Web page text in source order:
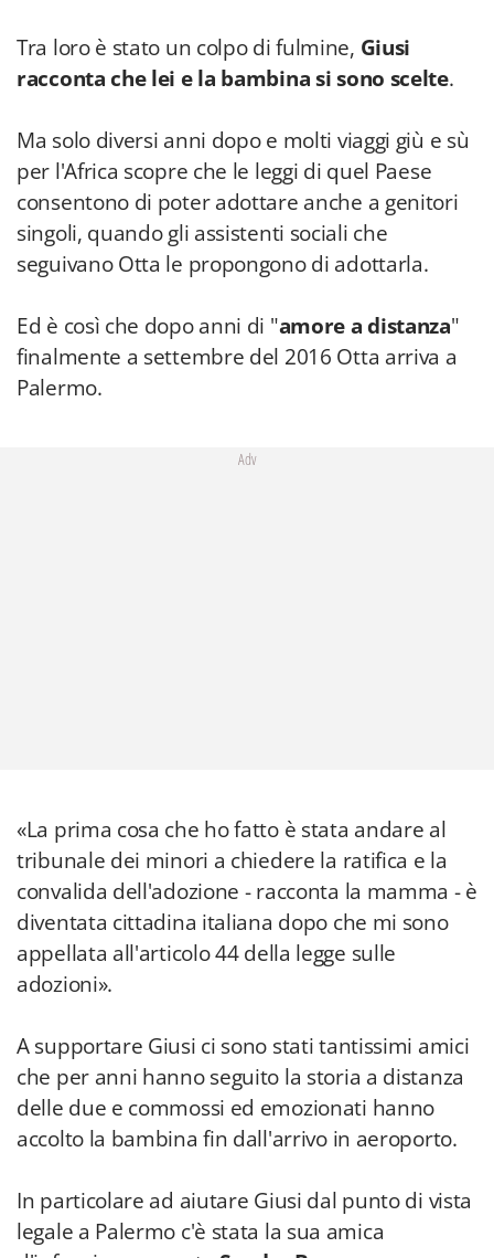
Tra loro è stato un colpo di fulmine, Giusi
racconta che lei e la bambina si sono scelte.
Ma solo diversi anni dopo e molti viaggi giù e sù
per l'Africa scopre che le leggi di quel Paese
consentono di poter adottare anche a genitori
singoli, quando gli assistenti sociali che
seguivano Otta le propongono di adottarla.
Ed è così che dopo anni di "amore a distanza"
finalmente a settembre del 2016 Otta arriva a
Palermo.
Adv
«La prima cosa che ho fatto è stata andare al
tribunale dei minori a chiedere la ratifica e la
convalida dell'adozione - racconta la mamma - è
diventata cittadina italiana dopo che mi sono
appellata all'articolo 44 della legge sulle
adozioni».
A supportare Giusi ci sono stati tantissimi amici
che per anni hanno seguito la storia a distanza
delle due e commossi ed emozionati hanno
accolto la bambina fin dall'arrivo in aeroporto.
In particolare ad aiutare Giusi dal punto di vista
legale a Palermo c'è stata la sua amica